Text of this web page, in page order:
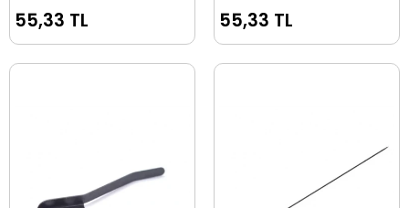
/ 4C2-86
55,33 TL 55,33 TL